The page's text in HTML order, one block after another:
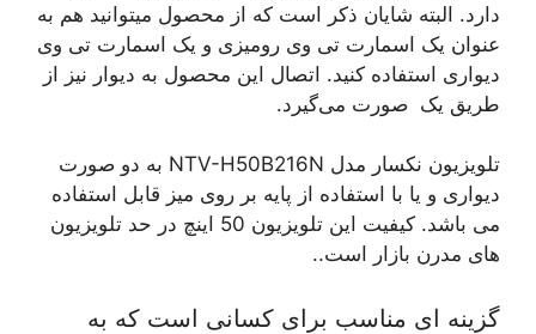
دارد. البته شایان ذکر است که از محصول میتوانید هم به
عنوان یک اسمارت تی وی رومیزی و یک اسمارت تی وی
دیواری استفاده کنید. اتصال این محصول به دیوار نیز از
طریق یک صورت می‌گیرد.
تلویزیون نکسار مدل NTV-H50B216N به دو صورت
دیواری و یا با استفاده از پایه بر روی میز قابل استفاده
می باشد. کیفیت این تلویزیون 50 اینچ در حد تلویزیون
های مدرن بازار است..
گزینه ای مناسب برای کسانی است که به